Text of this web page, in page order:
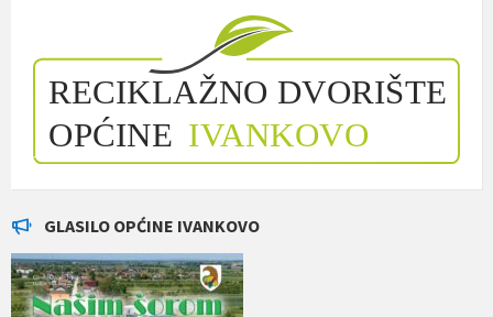
GLASILO OPĆINE IVANKOVO